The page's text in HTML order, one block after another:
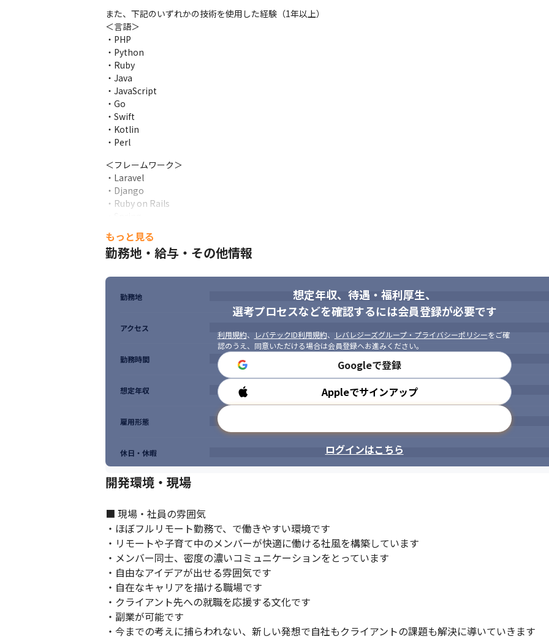
・お客様のほとんどが、エンジニアの成長を期待する企業のため、研修のための帰社や学習時間確保のための残業
ジニアの成長を推進する体制を築いています
・経験や志向を考慮して、就業場所や開発スタイル（自社開発または客先常駐）を決定し、常駐先変更は常駐者の
＜メンバーについて＞
・社内メンバーは約15名在籍しています
・エンジニア出身のメンバーが多数在籍しており、バックグラウンドは大手企業の開発からスタートアップまでさま
・色んな経験をしているメンバーがいるからこそ、クライアントのDX化を促進していると考えています
■ この仕事の魅力、面白み
・幅広い案件に携わることができます
クを学べる場を提供しています
・「SESだから上流に携われない」と思われている方が多いですが、当社では、人事にこれからどんなキャリアを
してのジョインを実現できます
日本の生産性や労働力不足における課題解決を目指します。
また、下記のいずれかの技術を使用した経験（1年以上）
＜言語＞
・PHP
・Python
・Ruby
・Java
・JavaScript
・Go
・Swift
・Kotlin
・Perl
＜フレームワーク＞
・Laravel
・Django
・Ruby on Rails
■ 求める人物像
・経営に携わりたい方
・社内コミュニケーションをもっと求めている方
・クライアント先への就職を視野に入れている方
もっと見る
勤務地・給与・その他情報
想定年収、待遇・福利厚生、
選考プロセスなどを確認するには会員登録が必要です
利用規約、 レバテックID利用規約、 レバレジーズグループ・プライバシーポリシーをご確
認のうえ、同意いただける場合は会員登録へお進みください。
Googleで登録
Appleでサインアップ
ログインはこちら
勤務地
アクセス
勤務時間
想定年収
雇用形態
休日・休暇
開発環境・現場
■ 現場・社員の雰囲気
・ほぼフルリモート勤務で、で働きやすい環境です
・リモートや子育て中のメンバーが快適に働ける社風を構築しています
・メンバー同士、密度の濃いコミュニケーションをとっています
・自由なアイデアが出せる雰囲気です
・自在なキャリアを描ける職場です
・クライアント先への就職を応援する文化です
・副業が可能です
・今までの考えに捕らわれない、新しい発想で自社もクライアントの課題も解決に導いていきます